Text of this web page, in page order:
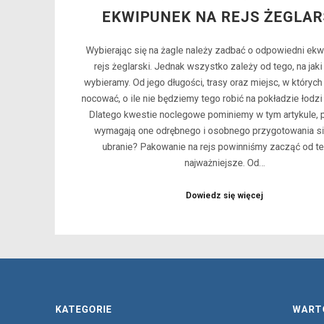
EKWIPUNEK NA REJS
Wybierając się na żagle należy zadbać o odpowiedni
rejs żeglarski. Jednak wszystko zależy od tego, na
wybieramy. Od jego długości, trasy oraz miejsc, w
nocować, o ile nie będziemy tego robić na pokładzie łodzi
Dlatego kwestie noclegowe pominiemy w tym artykule,
wymagają one odrębnego i osobnego przygotowania
ubranie? Pakowanie na rejs powinniśmy zacząć od
najważniejsze. Od…
Dowiedz się więcej
KATEGORIE